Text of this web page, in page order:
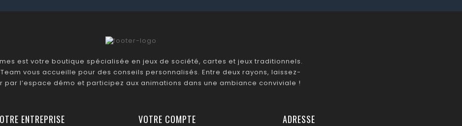
est votre boutique spécialisée en jeux de société, cartes et jeux traditionnels.
vous accueille pour des conseils personnalisés. Entre deux rayons, laissez-
par l’espace démo et participez aux animations dans une ambiance conviviale !
ENTREPRISE VOTRE COMPTE ADRESSE